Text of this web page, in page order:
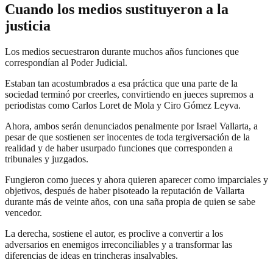
Cuando los medios sustituyeron a la
justicia
Los medios secuestraron durante muchos años funciones que
correspondían al Poder Judicial.
Estaban tan acostumbrados a esa práctica que una parte de la
sociedad terminó por creerles, convirtiendo en jueces supremos a
periodistas como Carlos Loret de Mola y Ciro Gómez Leyva.
Ahora, ambos serán denunciados penalmente por Israel Vallarta, a
pesar de que sostienen ser inocentes de toda tergiversación de la
realidad y de haber usurpado funciones que corresponden a
tribunales y juzgados.
Fungieron como jueces y ahora quieren aparecer como imparciales y
objetivos, después de haber pisoteado la reputación de Vallarta
durante más de veinte años, con una saña propia de quien se sabe
vencedor.
La derecha, sostiene el autor, es proclive a convertir a los
adversarios en enemigos irreconciliables y a transformar las
diferencias de ideas en trincheras insalvables.